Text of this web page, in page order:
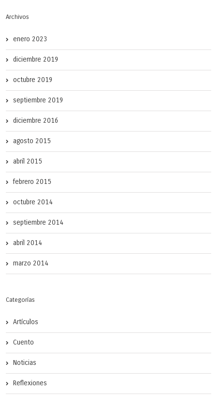
Archivos
enero 2023
diciembre 2019
octubre 2019
septiembre 2019
diciembre 2016
agosto 2015
abril 2015
febrero 2015
octubre 2014
septiembre 2014
abril 2014
marzo 2014
Categorías
Artículos
Cuento
Noticias
Reflexiones